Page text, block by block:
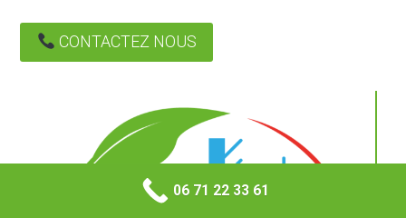
CONTACTEZ NOUS
06 71 22 33 61